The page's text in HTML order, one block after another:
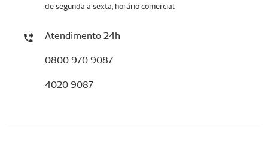
de segunda a sexta, horário comercial
Atendimento 24h
0800 970 9087
4020 9087